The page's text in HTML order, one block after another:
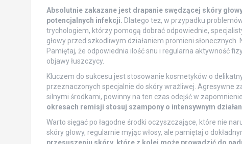
Absolutnie zakazane jest drapanie swędzącej skóry
potencjalnych infekcji. Dlatego też, w przypadku
trychologiem, którzy pomogą dobrać odpowiednie,
głowy przed szkodliwym działaniem promieni
Pamiętaj, że odpowiednia ilość snu i regularna aktywność
objawy łuszczycy.
Kluczem do sukcesu jest stosowanie kosmetyków o
przeznaczonych specjalnie do skóry wrażliwej. Agresywne
silnymi środkami, powinny na ten czas odejść w zapomnienie.
okresach remisji stosuj szampony o intensywnym
Warto sięgać po łagodne środki oczyszczające, które nie
skóry głowy, regularnie myjąc włosy, ale pamiętaj o
przesuszeniu skóry, które z kolei może prowadzić do